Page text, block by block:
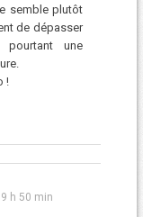
semble plutôt
de dépasser
une
!
h 50 min